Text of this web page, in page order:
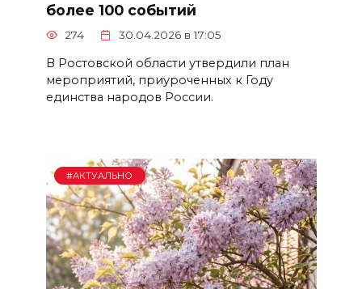
более 100 событий
274 30.04.2026 в 17:05
В Ростовской области утвердили план
мероприятий, приуроченных к Году
единства народов России.
#АКТУАЛЬНО